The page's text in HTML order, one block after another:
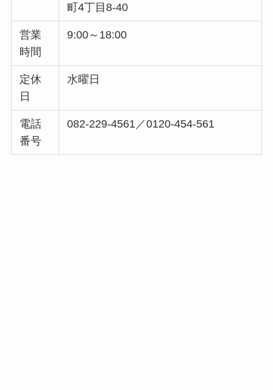
町4丁目8-40
営業
時間
9:00～18:00
定休
日
水曜日
電話
番号
082-229-4561／0120-454-561